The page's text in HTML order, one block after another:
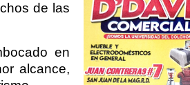
de las
en
alcance,